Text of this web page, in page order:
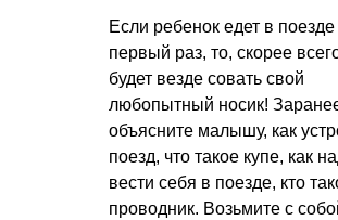
Если ребенок едет в поезде
первый раз, то, скорее
будет везде совать свой
любопытный носик!
объясните малышу, как
поезд, что такое купе, как
вести себя в поезде, кто
проводник. Возьмите с